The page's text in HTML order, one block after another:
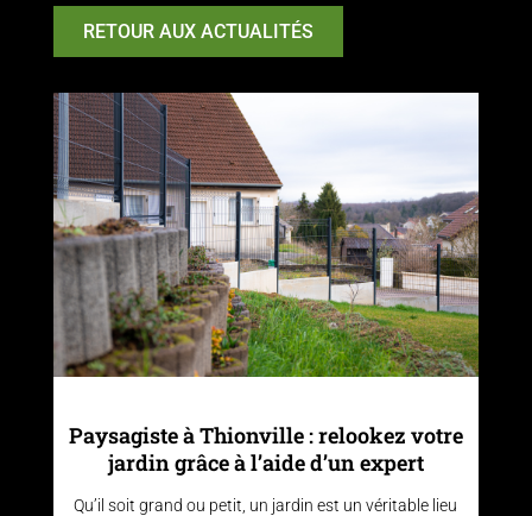
RETOUR AUX ACTUALITÉS
Paysagiste à Thionville : relookez votre
jardin grâce à l’aide d’un expert
Qu’il soit grand ou petit, un jardin est un véritable lieu